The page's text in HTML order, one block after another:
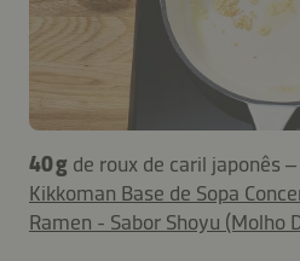
40 g de roux de caril japonês –
Kikkoman Base de Sopa
Ramen - Sabor Shoyu (Molho